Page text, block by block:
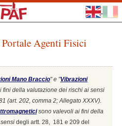
Agenti Fisici
Mano Braccio" e "Vibrazioni
fini della valutazione dei rischi ai sensi
(art. 202, comma 2; Allegato XXXV).
sono valevoli ai fini della
degli artt. 28, 181 e 209 del